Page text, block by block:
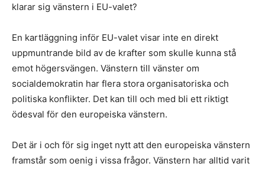
klarar sig vänstern i EU-valet?
En kartläggning inför EU-valet visar inte en direkt
uppmuntrande bild av de krafter som skulle kunna stå
emot högersvängen. Vänstern till vänster om
socialdemokratin har flera stora organisatoriska och
politiska konflikter. Det kan till och med bli ett riktigt
ödesval för den europeiska vänstern.
Det är i och för sig inget nytt att den europeiska vänstern
framstår som oenig i vissa frågor. Vänstern har alltid varit